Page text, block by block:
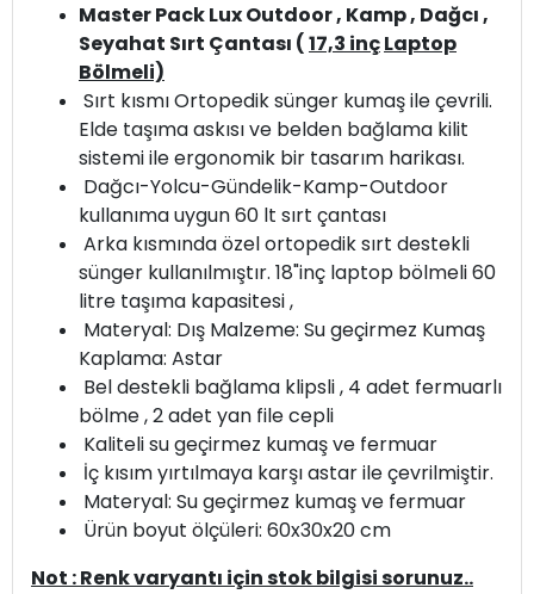
Master Pack Lux Outdoor , Kamp , Dağcı ,
Seyahat Sırt Çantası (17,3 inçLaptop
Bölmeli)
Sırt kısmı Ortopedik sünger kumaş ile çevrili.
Elde taşıma askısı ve belden bağlama kilit
sistemi ile ergonomik bir tasarım harikası.
Dağcı-Yolcu-Gündelik-Kamp-Outdoor
kullanıma uygun 60 lt sırt çantası
Arka kısmında özel ortopedik sırt destekli
sünger kullanılmıştır. 18"inç laptop bölmeli 60
litre taşıma kapasitesi ,
Materyal: Dış Malzeme: Su geçirmez Kumaş
Kaplama: Astar
Bel destekli bağlama klipsli , 4 adet fermuarlı
bölme , 2 adet yan file cepli
Kaliteli su geçirmez kumaş ve fermuar
İç kısım yırtılmaya karşı astar ile çevrilmiştir.
Materyal: Su geçirmez kumaş ve fermuar
Ürün boyut ölçüleri: 60x30x20 cm
Not : Renk varyantı için stok bilgisi sorunuz..